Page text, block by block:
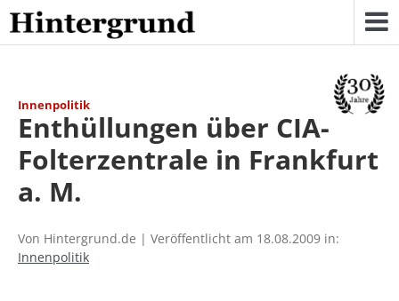
Skip
to
content
Innenpolitik
Enthüllungen über CIA-
Folterzentrale in Frankfurt
a. M.
Von Hintergrund.de | Veröffentlicht am 18.08.2009 in:
Innenpolitik